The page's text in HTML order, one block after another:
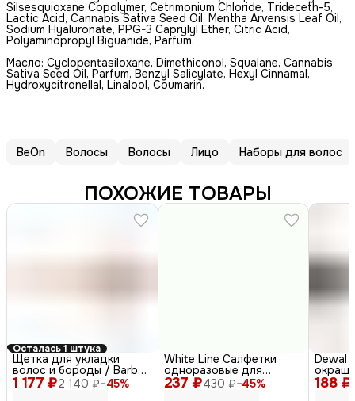
Silsesquioxane Copolymer, Cetrimonium Chloride, Trideceth-5,
Lactic Acid, Cannabis Sativa Seed Oil, Mentha Arvensis Leaf Oil,
Sodium Hyaluronate, PPG-3 Caprylyl Ether, Citric Acid,
Polyaminopropyl Biguanide, Parfum.
Масло: Cyclopentasiloxane, Dimethiconol, Squalane, Cannabis
Sativa Seed Oil, Parfum, Benzyl Salicylate, Hexyl Cinnamal,
Hydroxycitronellal, Linalool, Сoumarin.
BeOn Волосы Волосы Лицо Наборы для волос
ПОХОЖИЕ ТОВАРЫ
Осталась 1 штука
1 177 ₽2 140 ₽−45%
Щетка для укладки
волос и бороды / Barber
Style CO-28, коричневый 237 ₽430 ₽−45%
White Line Салфетки
одноразовые для
косметических
процедур, 8 х 40 см,
188 ₽
Dewal
black/